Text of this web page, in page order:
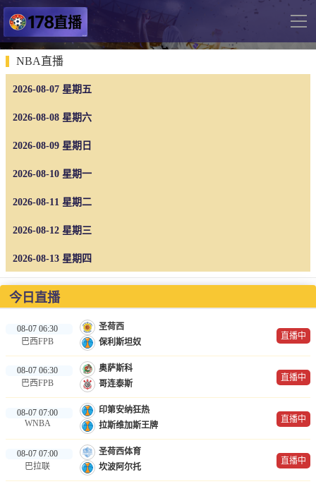
导
网站首页
足球直播
英超
德甲
法甲
欧冠杯
中超
篮球直播
NBA
CBA
足球录像
NBA直播
2026-08-07 星期五
2026-08-08 星期六
2026-08-09 星期日
2026-08-10 星期一
2026-08-11 星期二
2026-08-12 星期三
2026-08-13 星期四
今日直播
08-07 06:30
巴西FPB
圣荷西
保利斯坦奴
直播中
08-07 06:30
巴西FPB
奥萨斯科
哥连泰斯
直播中
08-07 07:00
WNBA
印第安纳狂热
拉斯维加斯王牌
直播中
08-07 07:00
巴拉联
圣荷西体育
坎波阿尔托
直播中